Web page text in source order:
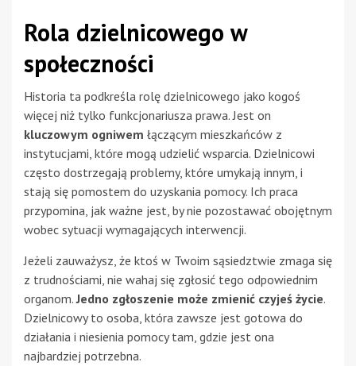
Rola dzielnicowego w
społeczności
Historia ta podkreśla rolę dzielnicowego jako kogoś
więcej niż tylko funkcjonariusza prawa. Jest on
kluczowym ogniwem łączącym mieszkańców z
instytucjami, które mogą udzielić wsparcia. Dzielnicowi
często dostrzegają problemy, które umykają innym, i
stają się pomostem do uzyskania pomocy. Ich praca
przypomina, jak ważne jest, by nie pozostawać obojętnym
wobec sytuacji wymagających interwencji.
Jeżeli zauważysz, że ktoś w Twoim sąsiedztwie zmaga się
z trudnościami, nie wahaj się zgłosić tego odpowiednim
organom.Jedno zgłoszenie może zmienić czyjeś życie.
Dzielnicowy to osoba, która zawsze jest gotowa do
działania i niesienia pomocy tam, gdzie jest ona
najbardziej potrzebna.